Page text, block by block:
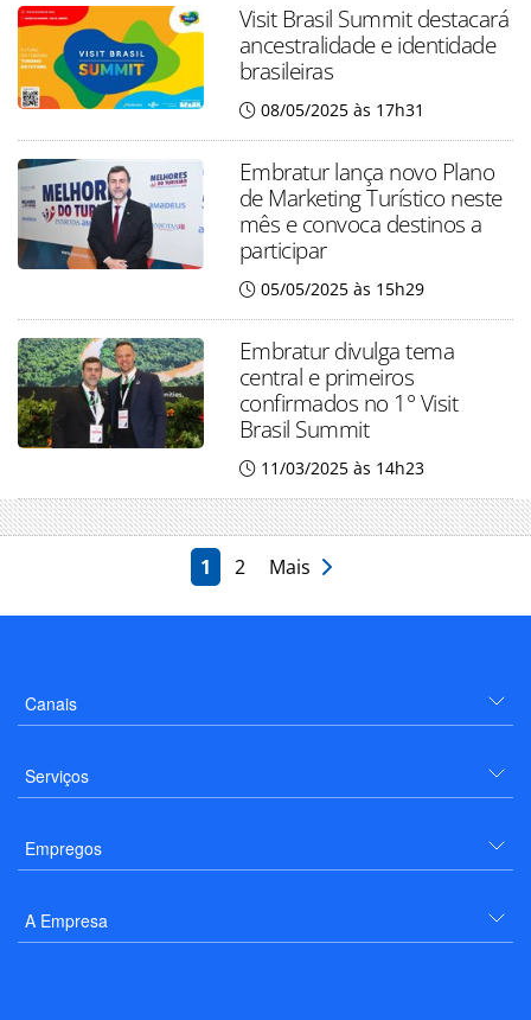
Visit Brasil Summit destacará
ancestralidade e identidade
brasileiras
08/05/2025 às 17h31
Embratur lança novo Plano
de Marketing Turístico neste
mês e convoca destinos a
participar
05/05/2025 às 15h29
Embratur divulga tema
central e primeiros
confirmados no 1° Visit
Brasil Summit
11/03/2025 às 14h23
1 2 Mais
Canais
Serviços
Empregos
A Empresa